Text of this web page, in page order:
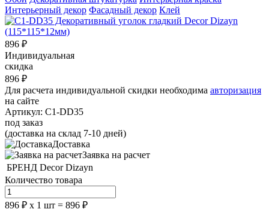
Интерьерный декор Фасадный декор Клей
896 ₽
Индивидуальная
скидка
896 ₽
Для расчета индивидуальной скидки необходима авторизация
на сайте
Артикул: C1-DD35
под заказ
(доставка на склад 7-10 дней)
Доставка
Заявка на расчет
БРЕНД Decor Dizayn
Количество товара
896 ₽ х 1 шт = 896 ₽